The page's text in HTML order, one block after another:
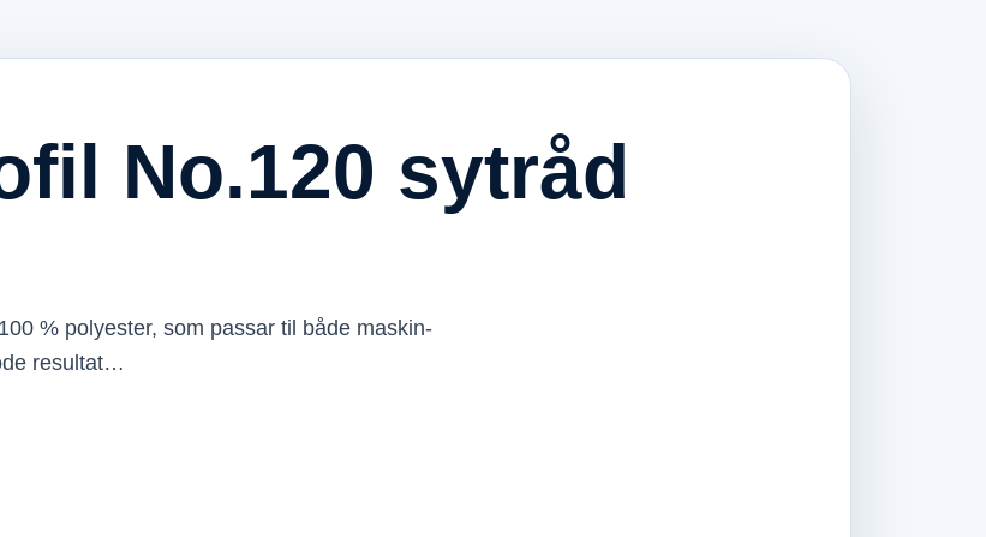
No.120 sytråd
% polyester, som passar til både maskin-
resultat…